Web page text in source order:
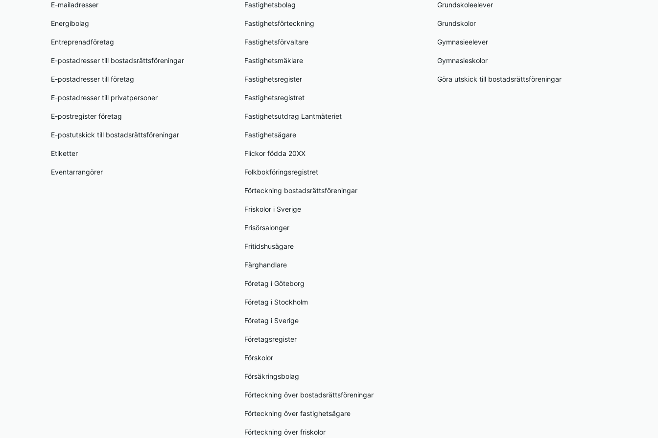
E-mailadresser
Energibolag
Entreprenadföretag
E-postadresser till bostadsrättsföreningar
E-postadresser till företag
E-postadresser till privatpersoner
E-postregister företag
E-postutskick till bostadsrättsföreningar
Etiketter
Eventarrangörer
Fastighetsbolag
Fastighetsförteckning
Fastighetsförvaltare
Fastighetsmäklare
Fastighetsregister
Fastighetsregistret
Fastighetsutdrag Lantmäteriet
Fastighetsägare
Flickor födda 20XX
Folkbokföringsregistret
Förteckning bostadsrättsföreningar
Friskolor i Sverige
Frisörsalonger
Fritidshusägare
Färghandlare
Företag i Göteborg
Företag i Stockholm
Företag i Sverige
Företagsregister
Förskolor
Försäkringsbolag
Förteckning över bostadsrättsföreningar
Förteckning över fastighetsägare
Förteckning över friskolor
Grundskoleelever
Grundskolor
Gymnasieelever
Gymnasieskolor
Göra utskick till bostadsrättsföreningar